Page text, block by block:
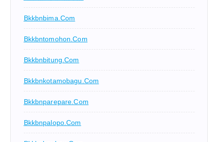
Bkkbnbima.com
Bkkbntomohon.com
Bkkbnbitung.com
Bkkbnkotamobagu.com
Bkkbnparepare.com
Bkkbnpalopo.com